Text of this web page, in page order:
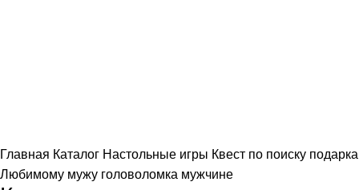
Главная Каталог Настольные игры Квест по поиску подарка
Любимому мужу головоломка мужчине